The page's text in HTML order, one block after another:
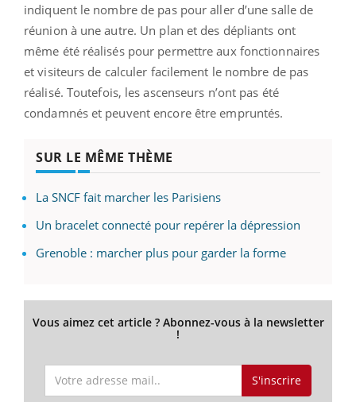
indiquent le nombre de pas pour aller d’une salle de
réunion à une autre. Un plan et des dépliants ont
même été réalisés pour permettre aux fonctionnaires
et visiteurs de calculer facilement le nombre de pas
réalisé. Toutefois, les ascenseurs n’ont pas été
condamnés et peuvent encore être empruntés.
SUR LE MÊME THÈME
La SNCF fait marcher les Parisiens
Un bracelet connecté pour repérer la dépression
Grenoble : marcher plus pour garder la forme
Vous aimez cet article ? Abonnez-vous à la newsletter
!
S'inscrire